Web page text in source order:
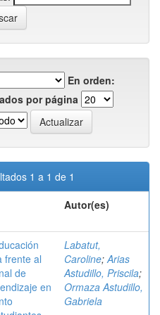
En orden:
por página
1 a 1 de 1
Autor(es)
frente al
de
en
Labatut,
Caroline;Arias
Astudillo, Priscila;
Ormaza Astudillo,
Gabriela